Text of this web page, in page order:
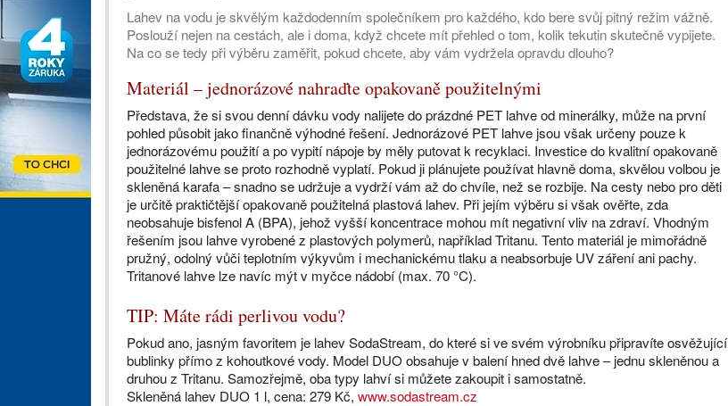
Lahev na vodu je skvělým každodenním společníkem pro každého, kdo bere svůj pitný režim vážně.
Poslouží nejen na cestách, ale i doma, když chcete mít přehled o tom, kolik tekutin skutečně vypijete.
Na co se tedy při výběru zaměřit, pokud chcete, aby vám vydržela opravdu dlouho?
Materiál – jednorázové nahraďte opakovaně použitelnými
Představa, že si svou denní dávku vody nalijete do prázdné PET lahve od minerálky, může na první
pohled působit jako finančně výhodné řešení. Jednorázové PET lahve jsou však určeny pouze k
jednorázovému použití a po vypití nápoje by měly putovat k recyklaci. Investice do kvalitní opakovaně
použitelné lahve se proto rozhodně vyplatí. Pokud ji plánujete používat hlavně doma, skvělou volbou je
skleněná karafa – snadno se udržuje a vydrží vám až do chvíle, než se rozbije. Na cesty nebo pro děti
je určitě praktičtější opakovaně použitelná plastová lahev. Při jejím výběru si však ověřte, zda
neobsahuje bisfenol A (BPA), jehož vyšší koncentrace mohou mít negativní vliv na zdraví. Vhodným
řešením jsou lahve vyrobené z plastových polymerů, například Tritanu. Tento materiál je mimořádně
pružný, odolný vůči teplotním výkyvům i mechanickému tlaku a neabsorbuje UV záření ani pachy.
Tritanové lahve lze navíc mýt v myčce nádobí (max. 70 °C).
TIP: Máte rádi perlivou vodu?
Pokud ano, jasným favoritem je lahev SodaStream, do které si ve svém výrobníku připravíte osvěžující
bublinky přímo z kohoutkové vody. Model DUO obsahuje v balení hned dvě lahve – jednu skleněnou a
druhou z Tritanu. Samozřejmě, oba typy lahví si můžete zakoupit i samostatně.
Skleněná lahev DUO 1 l, cena: 279 Kč, www.sodastream.cz